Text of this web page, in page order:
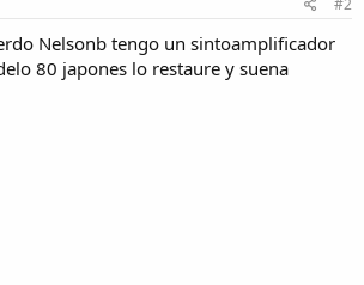
#2
Nelsonb tengo un sintoamplificador
80 japones lo restaure y suena